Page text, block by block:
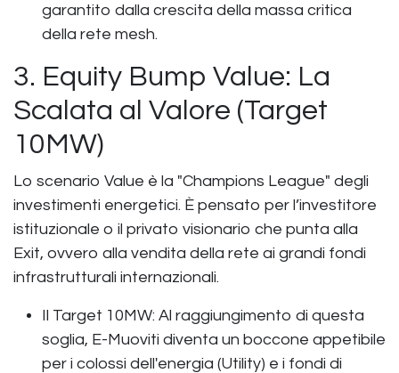
garantito dalla crescita della massa critica
della rete mesh.
3. Equity Bump Value: La
Scalata al Valore (Target
10MW)
Lo scenario Value è la "Champions League" degli
investimenti energetici. È pensato per l’investitore
istituzionale o il privato visionario che punta alla
Exit, ovvero alla vendita della rete ai grandi fondi
infrastrutturali internazionali.
Il Target 10MW: Al raggiungimento di questa
soglia, E-Muoviti diventa un boccone appetibile
per i colossi dell'energia (Utility) e i fondi di